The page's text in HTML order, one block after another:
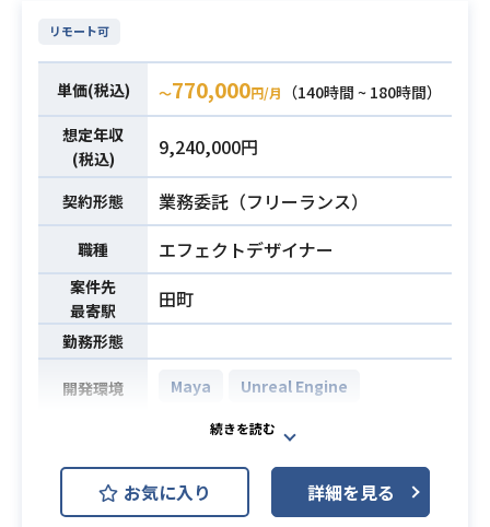
リモート可
単価(税込) 〜770,000円/月
（140時間 ~ 180時間）
想定年収
(税込)
9,240,000円
契約形態 業務委託（フリーランス）
職種 エフェクトデザイナー
案件先
最寄駅
田町
勤務形態
開発環境 Maya Unreal Engine
某大手IPのファンタジー系RPGゲー
ムにおいてUnreal Engine4によるモ
バイル向け新作タイトルで運営アセ
お気に入り 詳細を見る